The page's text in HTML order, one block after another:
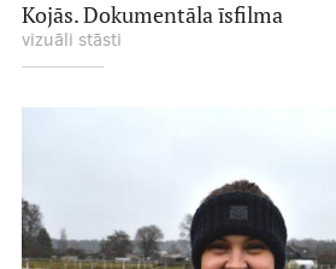
Kojās. Dokumentāla īsfilma
vizuāli stāsti